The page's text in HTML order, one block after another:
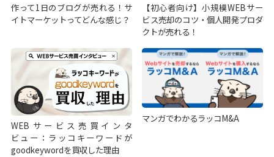
作って1日のブログが売れる！サ
イトマーケットってどんな感じ？
【初心者向け】小規模WEBサー
ビス売却のコツ・個人開発プロダ
クトが売れる！
WEBサービス売買インタ
ビュー：ラッコキーワードが
goodkeywordを買収した理由
マンガでわかるラッコM&A